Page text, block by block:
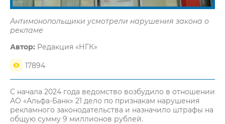
Антимонопольщики усмотрели нарушения закона о
рекламе
Автор: Редакция «НГК»
17894
С начала 2024 года ведомство возбудило в отношении
АО «Альфа-Банк» 21 дело по признакам нарушения
рекламного законодательства и назначило штрафы на
общую сумму 9 миллионов рублей.